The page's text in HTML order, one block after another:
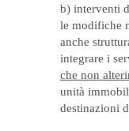
b) interventi
le modifiche
anche
integrare i
che non
unità
destinazioni